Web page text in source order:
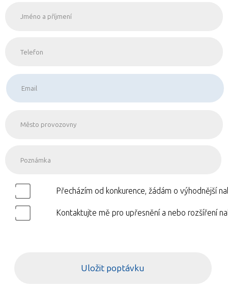
Přecházím od konkurence, žádám o výhodnější
Kontaktujte mě pro upřesnění a nebo rozšíření
Uložit poptávku